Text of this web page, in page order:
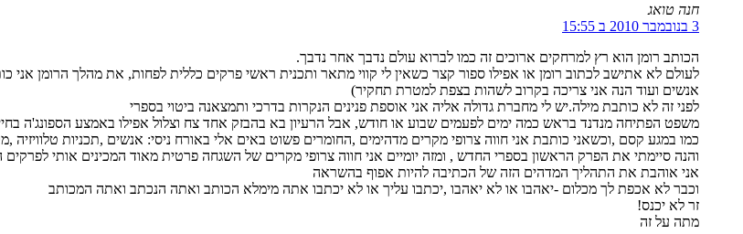
חנה טואג
3 בנובמבר 2010 ב 15:55
הכותב רומן הוא רץ למרחקים ארוכים זה כמו לברוא עולם נדבך אחר נדבך.
לעולם לא אתישב לכתוב רומן או אפילו ספור קצר כשאין לי קווי מתאר ותכנית ראשי פרקים כללית לפחות, את מהלך הרומן אני
אנשים ועוד הנה אני צריכה בקרוב לשהות בצפת למטרת תחקיר)
לפני זה לא כותבת מילה.יש לי מחברת גדולה אליה אני אוספת פנינים הנקרות בדרכי ותמצאנה ביטוי בספרי
משפט הפתיחה מנדנד בראש כמה ימים לפעמים שבוע או חודש, אבל הרעיון בא בהבזק אחד צח וצלול אפילו באמצע הספונג'ה
כמו במגע קסם ,וכשאני כותבת אני חווה צרופי מקרים מדהימים ,החומרים פשוט באים אלי באורח ניסי: אנשים ,תכניות
והנה סיימתי את הפרק הראשון בספרי החדש , ומזה יומיים אני חווה צרופי מקרים של השגחה פרטית מאוד המכינים אותי
אני אוהבת את התהליך המדהים הזה של הכתיבה להיות אפוף בהשראה
וכבר לא אכפת לך מכלום -יאהבו או לא יאהבו ,יכתבו עליך או לא יכתבו אתה מימלא הכותב ואתה הנכתב ואתה המכותב
זר לא יכנס!
מתה על זה